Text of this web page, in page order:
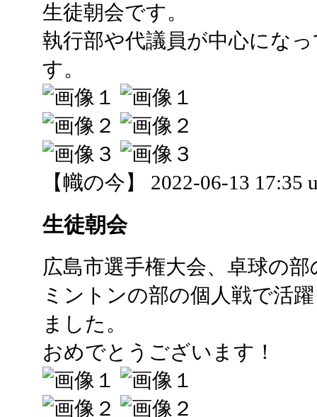
生徒朝会です。
執行部や代議員が中心にな
す。
【幟の今】 2022-06-13 17:35
生徒朝会
広島市選手権大会、卓球の
ミントンの部の個人戦で活
ました。
おめでとうございます！